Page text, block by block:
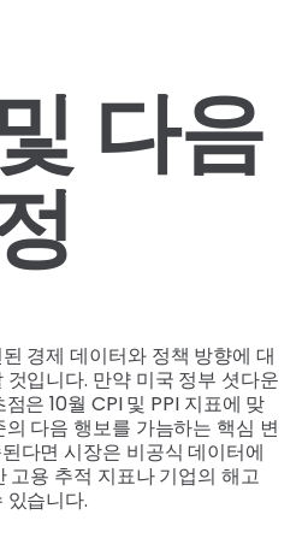
다음
경제 데이터와 정책 방향에 대
입니다. 만약 미국 정부 셧다운
은 10월 CPI 및 PPI 지표에 맞
다음 행보를 가늠하는 핵심 변
다면 시장은 비공식 데이터에
고용 추적 지표나 기업의 해고
있습니다.